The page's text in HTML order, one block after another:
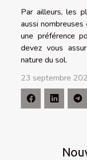
Par ailleurs, les
aussi
une préférence
devez vous
nature du sol.
23 septembre